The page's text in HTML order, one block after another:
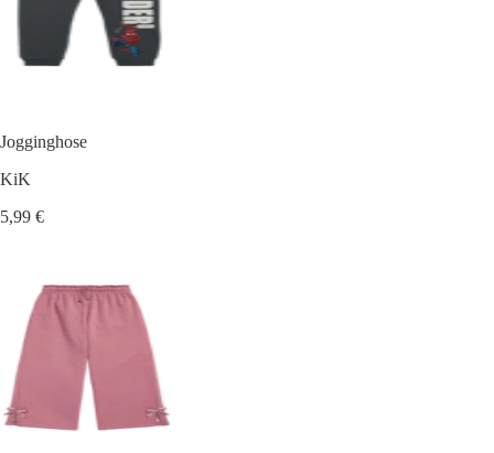
Jogginghose
KiK
5,99 €